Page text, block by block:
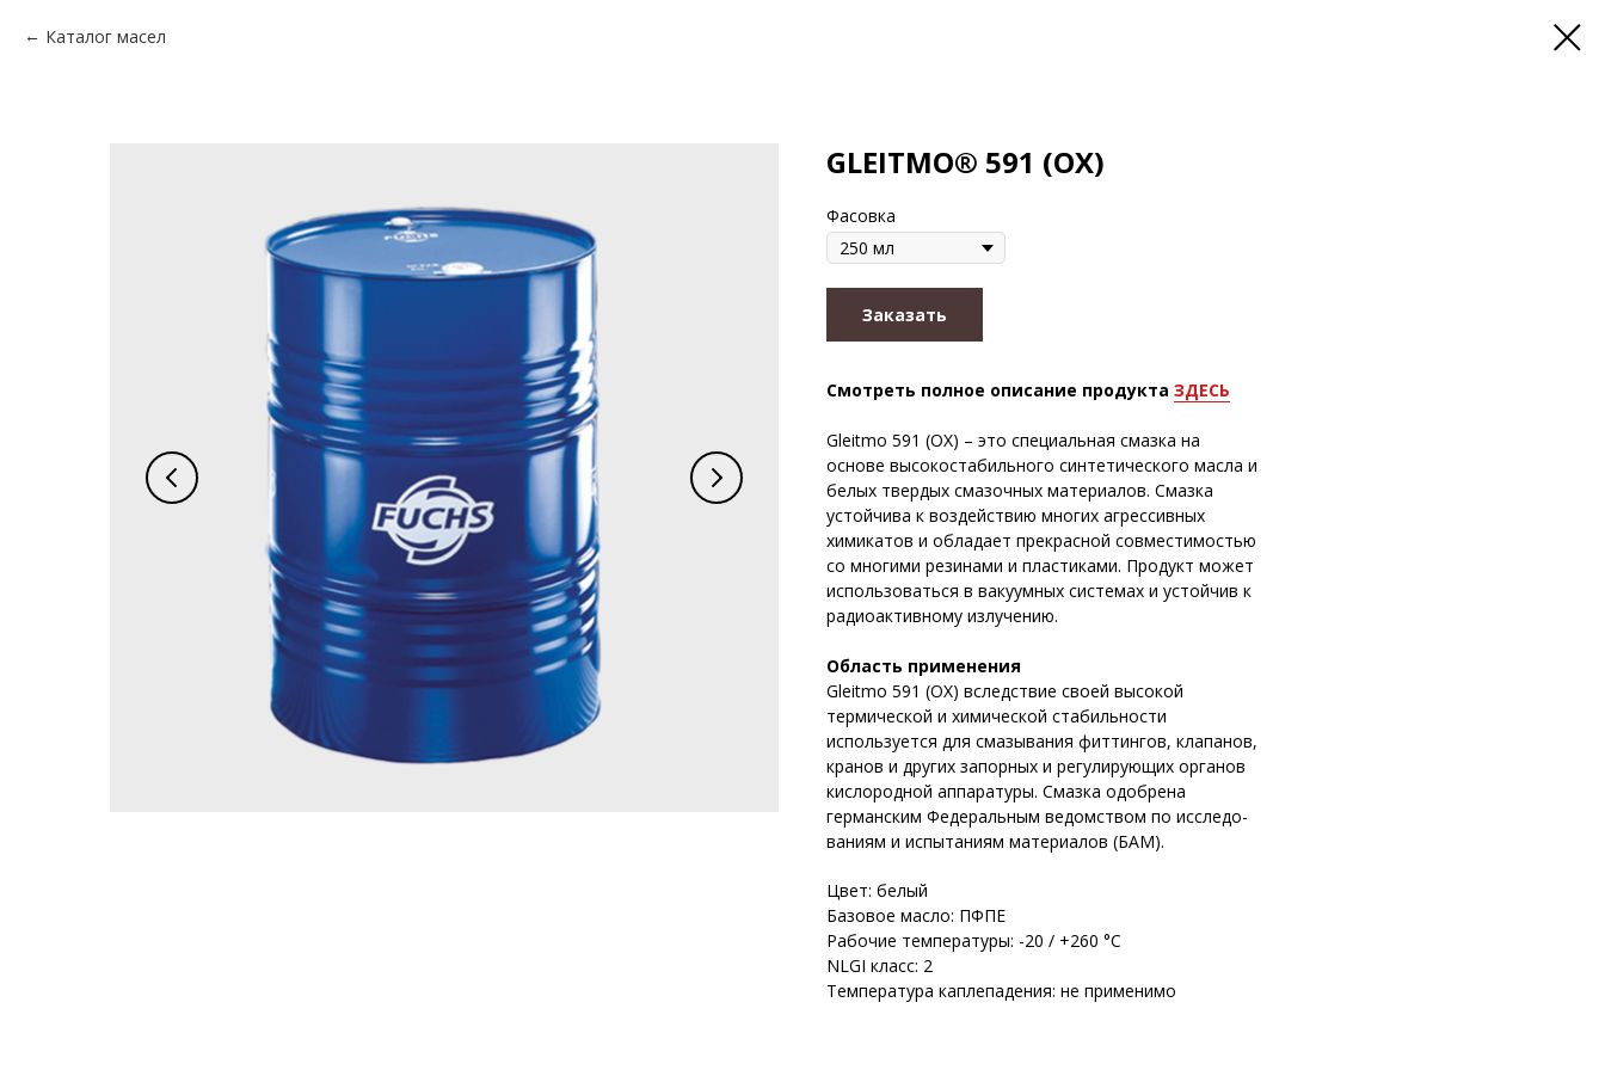
Каталог масел
GLEITMO® 591 (OX)
Фасовка
Заказать
Смотреть полное описание продукта ЗДЕСЬ
Gleitmo 591 (OX) – это специальная смазка на
основе высокостабильного синтетического масла и
белых твердых смазочных материалов. Смазка
устойчива к воздействию многих агрессивных
химикатов и обладает прекрасной совместимостью
со многими резинами и пластиками. Продукт может
использоваться в вакуумных системах и устойчив к
радиоактивному излучению.
Область применения
Gleitmo 591 (OX) вследствие своей высокой
термической и химической стабильности
используется для смазывания фиттингов, клапанов,
кранов и других запорных и регулирующих органов
кислородной аппаратуры. Смазка одобрена
германским Федеральным ведомством по исследо-
ваниям и испытаниям материалов (БАМ).
Цвет: белый
Базовое масло: ПФПЕ
Рабочие температуры: -20 / +260 °С
NLGI класс: 2
Температура каплепадения: не применимо